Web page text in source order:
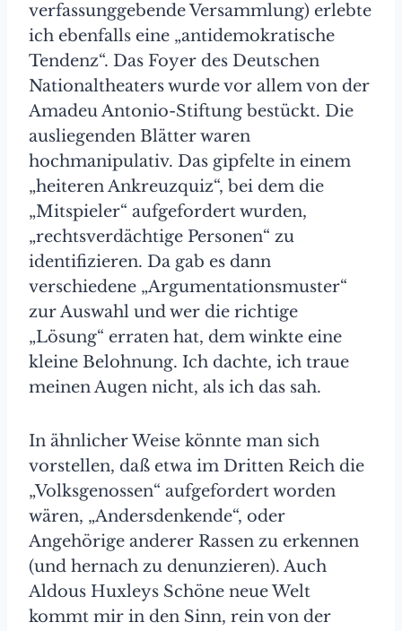
verfassunggebende Versammlung) erlebte
ich ebenfalls eine „antidemokratische
Tendenz“. Das Foyer des Deutschen
Nationaltheaters wurde vor allem von der
Amadeu Antonio-Stiftung bestückt. Die
ausliegenden Blätter waren
hochmanipulativ. Das gipfelte in einem
„heiteren Ankreuzquiz“, bei dem die
„Mitspieler“ aufgefordert wurden,
„rechtsverdächtige Personen“ zu
identifizieren. Da gab es dann
verschiedene „Argumentationsmuster“
zur Auswahl und wer die richtige
„Lösung“ erraten hat, dem winkte eine
kleine Belohnung. Ich dachte, ich traue
meinen Augen nicht, als ich das sah.
In ähnlicher Weise könnte man sich
vorstellen, daß etwa im Dritten Reich die
„Volksgenossen“ aufgefordert worden
wären, „Andersdenkende“, oder
Angehörige anderer Rassen zu erkennen
(und hernach zu denunzieren). Auch
Aldous Huxleys Schöne neue Welt
kommt mir in den Sinn, rein von der